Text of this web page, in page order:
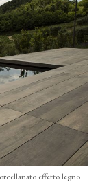
effetto legno